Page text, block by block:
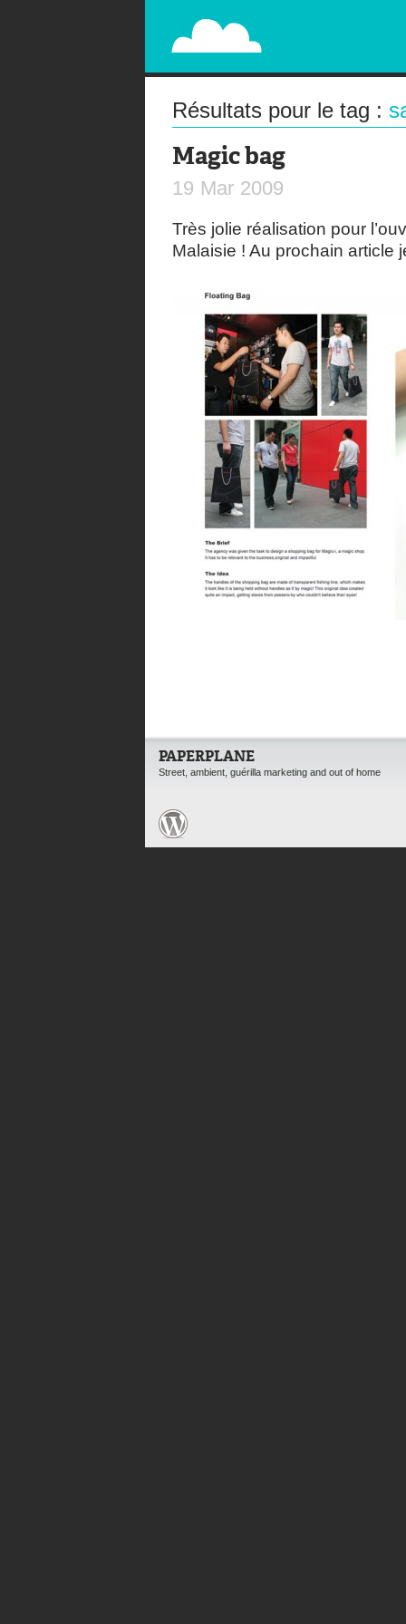
PAPERPLANE
STREET, AMBIENT, GUÉRILLA MARKETING
Résultats pour le tag :
Magic bag
19 Mar 2009
Très jolie réalisation pour
Malaisie ! Au prochain article
PAPERPLANE
Street, ambient, guérilla marketing and out of home